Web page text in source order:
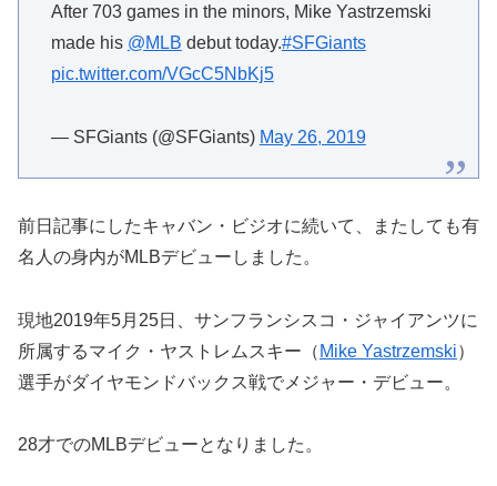
After 703 games in the minors, Mike Yastrzemski
made his @MLB debut today.#SFGiants
pic.twitter.com/VGcC5NbKj5
— SFGiants (@SFGiants) May 26, 2019
前日記事にしたキャバン・ビジオに続いて、またしても有
名人の身内がMLBデビューしました。
現地2019年5月25日、サンフランシスコ・ジャイアンツに
所属するマイク・ヤストレムスキー（ Mike Yastrzemski）
選手がダイヤモンドバックス戦でメジャー・デビュー。
28才でのMLBデビューとなりました。